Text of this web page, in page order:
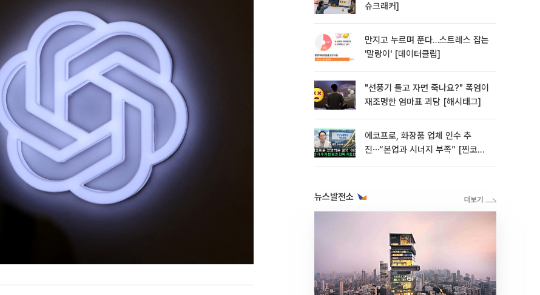
슈크래커]
만지고 누르며 푼다…스트레스 잡는
'말랑이' [데이터클립]
"선풍기 틀고 자면 죽나요?" 폭염이
재조명한 엄마표 괴담 [해시태그]
에코프로, 화장품 업체 인수 추
진⋯“본업과 시너지 부족” [찐코노
뉴스발전소